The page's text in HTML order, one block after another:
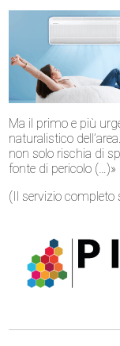
Ma il primo e più
naturalistico
non solo rischia di
fonte di pericolo (…)»
(Il servizio completo